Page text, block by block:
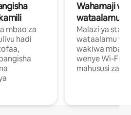
mbao za
hadi
Wahamaji
wataalamu
Malazi ya
wataalamu
wakiwa mbali
wenye Wi-Fi
mahususi za